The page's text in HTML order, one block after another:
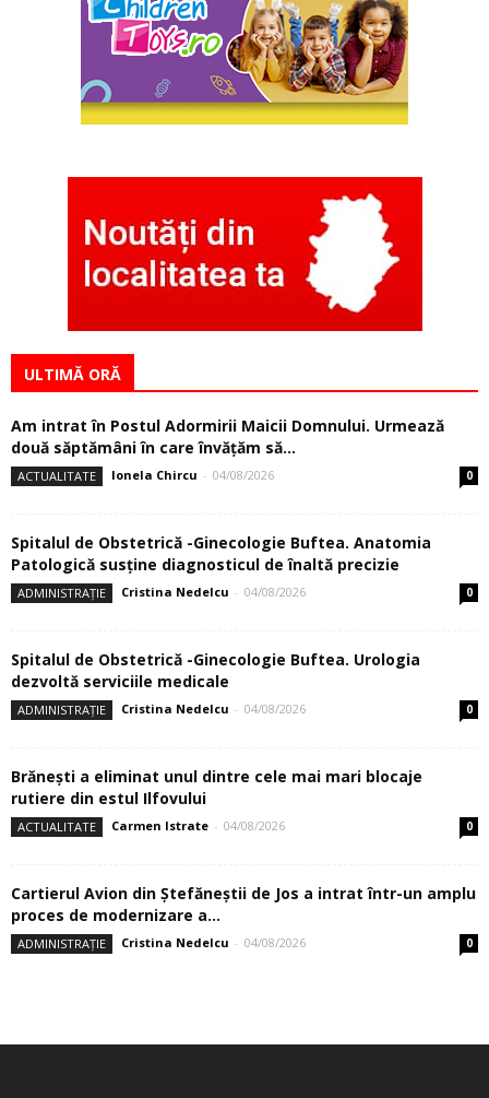
ULTIMĂ ORĂ
Am intrat în Postul Adormirii Maicii Domnului. Urmează
două săptămâni în care învăţăm să...
ACTUALITATE Ionela Chircu - 04/08/2026 0
Spitalul de Obstetrică -Ginecologie Buftea. Anatomia
Patologică susţine diagnosticul de înaltă precizie
ADMINISTRAȚIE Cristina Nedelcu - 04/08/2026 0
Spitalul de Obstetrică -Ginecologie Buftea. Urologia
dezvoltă serviciile medicale
ADMINISTRAȚIE Cristina Nedelcu - 04/08/2026 0
Brănești a eliminat unul dintre cele mai mari blocaje
rutiere din estul Ilfovului
ACTUALITATE Carmen Istrate - 04/08/2026 0
Cartierul Avion din Ştefăneştii de Jos a intrat într-un amplu
proces de modernizare a...
ADMINISTRAȚIE Cristina Nedelcu - 04/08/2026 0